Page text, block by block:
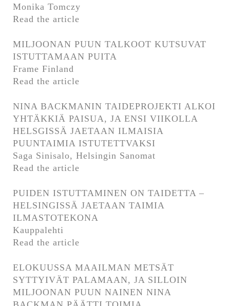
Monika Tomczy
Read the article
MILJOONAN PUUN TALKOOT KUTSUVAT
ISTUTTAMAAN PUITA
Frame Finland
Read the article
NINA BACKMANIN TAIDEPROJEKTI ALKOI
YHTÄKKIÄ PAISUA, JA ENSI VIIKOLLA
HELSGISSÄ JAETAAN ILMAISIA
PUUNTAIMIA ISTUTETTVAKSI
Saga Sinisalo, Helsingin Sanomat
Read the article
PUIDEN ISTUTTAMINEN ON TAIDETTA –
HELSINGISSÄ JAETAAN TAIMIA
ILMASTOTEKONA
Kauppalehti
Read the article
ELOKUUSSA MAAILMAN METSÄT
SYTTYIVÄT PALAMAAN, JA SILLOIN
MILJOONAN PUUN NAINEN NINA